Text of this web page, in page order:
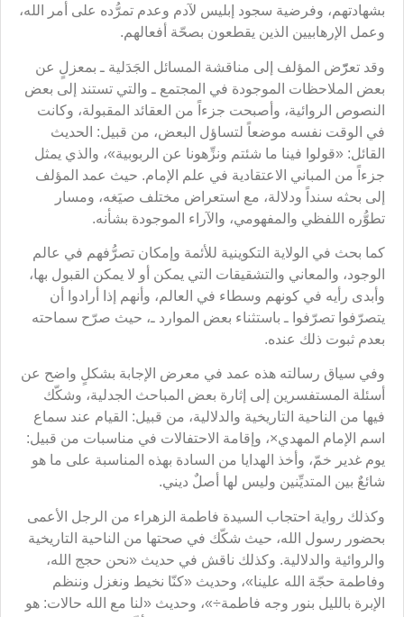
بشهادتهم، وفرضية سجود إبليس لآدم وعدم تمرُّده على أمر الله،
وعمل الإرهابيين الذين يقطعون بصحّة أفعالهم.
وقد تعرّّض المؤلف إلى مناقشة المسائل الجَدَلية ـ بمعزلٍ عن
بعض الملاحظات الموجودة في المجتمع ـ والتي تستند إلى بعض
النصوص الروائية، وأصبحت جزءاً من العقائد المقبولة، وكانت
في الوقت نفسه موضعاً لتساؤل البعض، من قبيل: الحديث
القائل: «قولوا فينا ما شئتم ونزِّهونا عن الربوبية»، والذي يمثل
جزءاً من المباني الاعتقادية في علم الإمام. حيث عمد المؤلف
إلى بحثه سنداً ودلالة، مع استعراض مختلف صيَغه، ومسار
تطوُّره اللفظي والمفهومي، والآراء الموجودة بشأنه.
كما بحث في الولاية التكوينية للأئمة وإمكان تصرُّفهم في عالم
الوجود، والمعاني والتشقيقات التي يمكن أو لا يمكن القبول بها،
وأبدى رأيه في كونهم وسطاء في العالم، وأنهم إذا أرادوا أن
يتصرّفوا تصرّفوا ـ باستثناء بعض الموارد ـ، حيث صرّح سماحته
بعدم ثبوت ذلك عنده.
وفي سياق رسالته هذه عمد في معرض الإجابة بشكلٍ واضح عن
أسئلة المستفسرين إلى إثارة بعض المباحث الجدلية، وشكّك
فيها من الناحية التاريخية والدلالية، من قبيل: القيام عند سماع
اسم الإمام المهدي×، وإقامة الاحتفالات في مناسبات من قبيل:
يوم غدير خمّ، وأخذ الهدايا من السادة بهذه المناسبة على ما هو
شائعٌ بين المتديِّنين وليس لها أصلٌ ديني.
وكذلك رواية احتجاب السيدة فاطمة الزهراء من الرجل الأعمى
بحضور رسول الله، حيث شكّك في صحتها من الناحية التاريخية
والروائية والدلالية. وكذلك ناقش في حديث «نحن حجج الله،
وفاطمة حجّة الله علينا»، وحديث «كنّا نخيط ونغزل وننظم
الإبرة بالليل بنور وجه فاطمة÷»، وحديث «لنا مع الله حالات: هو